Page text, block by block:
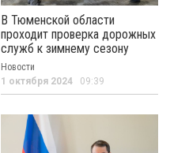
В Тюменской области
проходит проверка дорожных
служб к зимнему сезону
Новости
1 октября 2024 09:39